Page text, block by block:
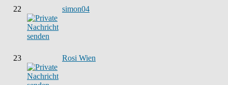
22 simon04
23 Rosi Wien